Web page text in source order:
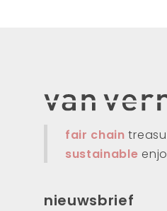
fair chain
sustainable
nieuwsbrief